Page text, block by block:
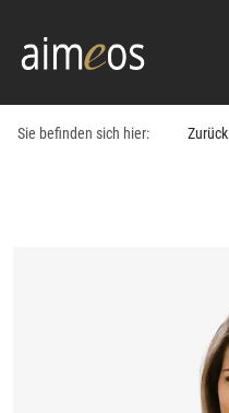
Sie befinden sich hier: Zurück